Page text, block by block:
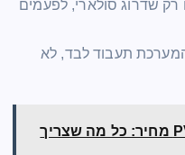
רק שדרוג סולארי, לפעמים
תעבוד לבד, לא
צינורות PVC מחיר: כל מה שצריך